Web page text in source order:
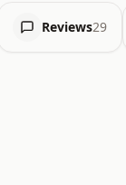
Reviews29